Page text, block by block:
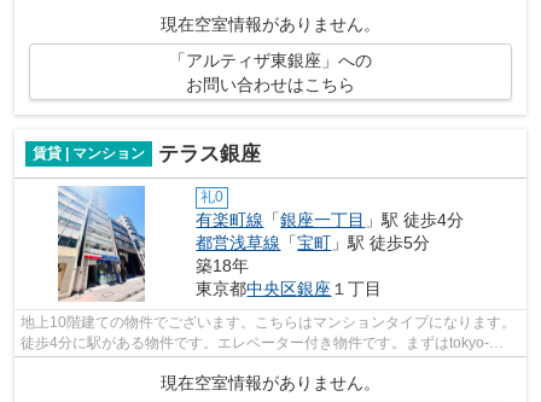
センターでは、地域に詳しいスタッフが...
現在空室情報がありません。
「アルティザ東銀座」への
お問い合わせはこちら
賃貸 | マンション テラス銀座
礼0
有楽町線 「銀座一丁目 」駅 徒歩4分
都営浅草線 「宝町 」駅 徒歩5分
築18年
東京都中央区銀座 １丁目
地上10階建ての物件でございます。こちらはマンションタイプになります。
徒歩4分に駅がある物件です。エレベーター付き物件です。まずはtokyo-
現在空室情報がありません。